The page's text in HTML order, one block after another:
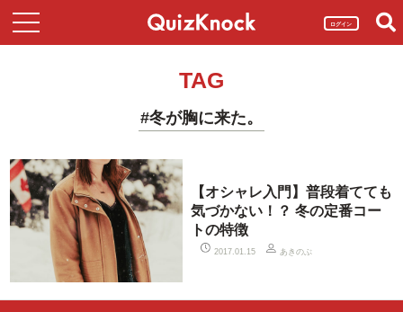
ログイン
TAG
#冬が胸に来た。
【オシャレ入門】普段着てても
気づかない！？ 冬の定番コー
トの特徴
2017.01.15 あきのぶ